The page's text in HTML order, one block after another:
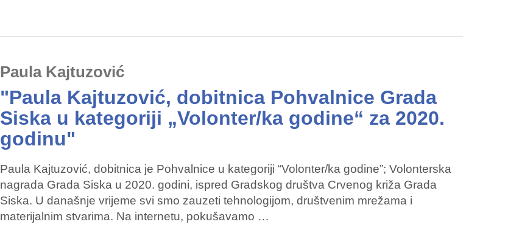
Paula Kajtuzović
"Paula Kajtuzović, dobitnica Pohvalnice Grada
Siska u kategoriji „Volonter/ka godine“ za 2020.
godinu"
Paula Kajtuzović, dobitnica je Pohvalnice u kategoriji “Volonter/ka godine”; Volonterska
nagrada Grada Siska u 2020. godini, ispred Gradskog društva Crvenog križa Grada
Siska. U današnje vrijeme svi smo zauzeti tehnologijom, društvenim mrežama i
materijalnim stvarima. Na internetu, pokušavamo …